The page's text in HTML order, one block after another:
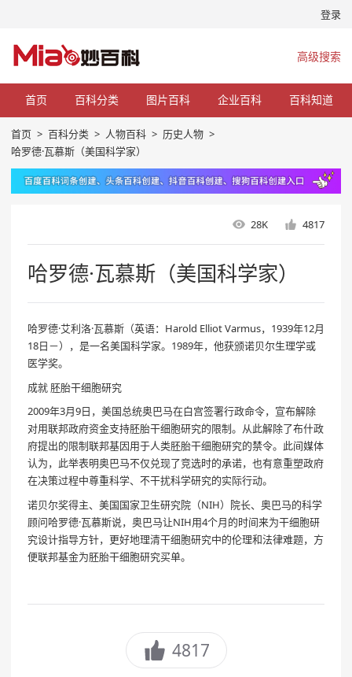
登录
高级搜索
首页 百科分类 图片百科 企业百科 百科知道
首页 > 百科分类 > 人物百科 > 历史人物 >
哈罗德·瓦慕斯（美国科学家）
28K 4817
哈罗德·瓦慕斯（美国科学家）
哈罗德·艾利洛·瓦慕斯（英语：Harold Elliot Varmus，1939年12月
18日－），是一名美国科学家。1989年，他获颁诺贝尔生理学或
医学奖。
成就 胚胎干细胞研究
2009年3月9日，美国总统奥巴马在白宫签署行政命令，宣布解除
对用联邦政府资金支持胚胎干细胞研究的限制。从此解除了布什政
府提出的限制联邦基因用于人类胚胎干细胞研究的禁令。此间媒体
认为，此举表明奥巴马不仅兑现了竞选时的承诺，也有意重塑政府
在决策过程中尊重科学、不干扰科学研究的实际行动。
诺贝尔奖得主、美国国家卫生研究院（NIH）院长、奥巴马的科学
顾问哈罗德·瓦慕斯说，奥巴马让NIH用4个月的时间来为干细胞研
究设计指导方针，更好地理清干细胞研究中的伦理和法律难题，方
便联邦基金为胚胎干细胞研究买单。
4817